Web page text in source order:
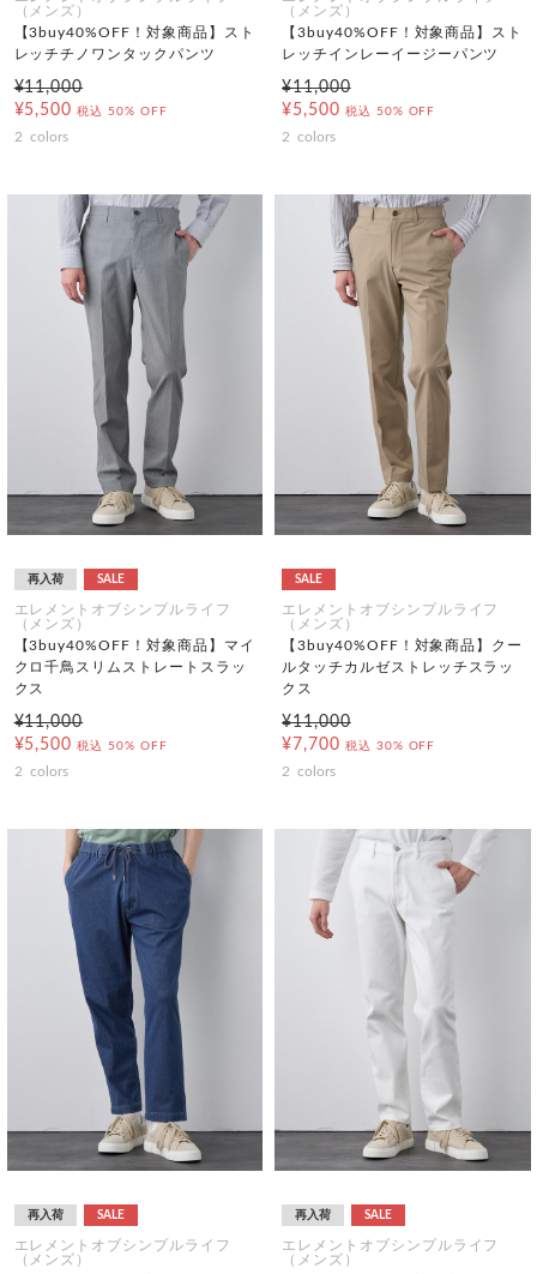
（メンズ）
【3buy40%OFF！対象商品】スト
レッチチノワンタックパンツ
¥11,000
¥5,500 税込 50% OFF
2 colors
（メンズ）
【3buy40%OFF！対象商品】スト
レッチインレーイージーパンツ
¥11,000
¥5,500 税込 50% OFF
2 colors
再入荷 SALE
エレメントオブシンプルライフ
（メンズ）
【3buy40%OFF！対象商品】マイ
クロ千鳥スリムストレートスラッ
クス
¥11,000
¥5,500 税込 50% OFF
2 colors
SALE
エレメントオブシンプルライフ
（メンズ）
【3buy40%OFF！対象商品】クー
ルタッチカルゼストレッチスラッ
クス
¥11,000
¥7,700 税込 30% OFF
2 colors
再入荷 SALE
エレメントオブシンプルライフ
（メンズ）
再入荷 SALE
エレメントオブシンプルライフ
（メンズ）